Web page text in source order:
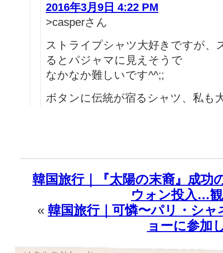
2016年3月9日 4:22 PM
>casperさん
ストライプシャツ大好きですが、
るとパジャマに見えそうで
なかなか難しいです^^;;
ボタンに伝統が宿るシャツ、私も
韓国旅行｜『太陽の末裔』成功
ウォン投入…
« 韓国旅行｜可憐〜パリ・シ
ョーに参加